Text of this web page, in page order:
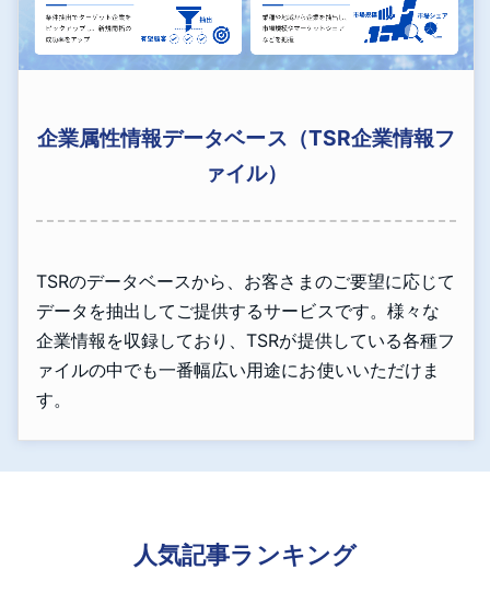
企業属性情報データベース（TSR企業情報フ
ァイル）
TSRのデータベースから、お客さまのご要望に応じて
データを抽出してご提供するサービスです。様々な
企業情報を収録しており、TSRが提供している各種フ
ァイルの中でも一番幅広い用途にお使いいただけま
す。
人気記事ランキング